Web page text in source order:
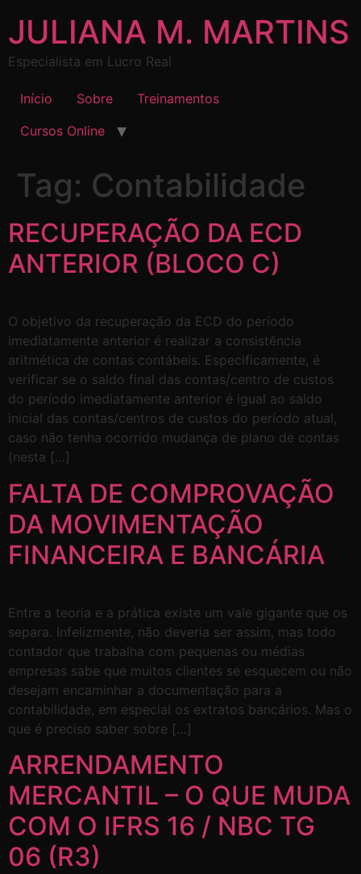
JULIANA M. MARTINS
Especialista em Lucro Real
Início Sobre
Treinamentos
Cursos Online
Tag: Contabilidade
RECUPERAÇÃO DA ECD
ANTERIOR (BLOCO C)
O objetivo da recuperação da ECD do período
imediatamente anterior é realizar a consistência
aritmética de contas contábeis. Especificamente, é
verificar se o saldo final das contas/centro de custos
do período imediatamente anterior é igual ao saldo
inicial das contas/centros de custos do período atual,
caso não tenha ocorrido mudança de plano de contas
(nesta […]
FALTA DE COMPROVAÇÃO
DA MOVIMENTAÇÃO
FINANCEIRA E BANCÁRIA
Entre a teoria e a prática existe um vale gigante que os
separa. Infelizmente, não deveria ser assim, mas todo
contador que trabalha com pequenas ou médias
empresas sabe que muitos clientes se esquecem ou não
desejam encaminhar a documentação para a
contabilidade, em especial os extratos bancários. Mas o
que é preciso saber sobre […]
ARRENDAMENTO
MERCANTIL – O QUE MUDA
COM O IFRS 16 / NBC TG
06 (R3)